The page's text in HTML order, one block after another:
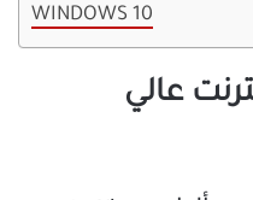
WINDOWS 10
عالي